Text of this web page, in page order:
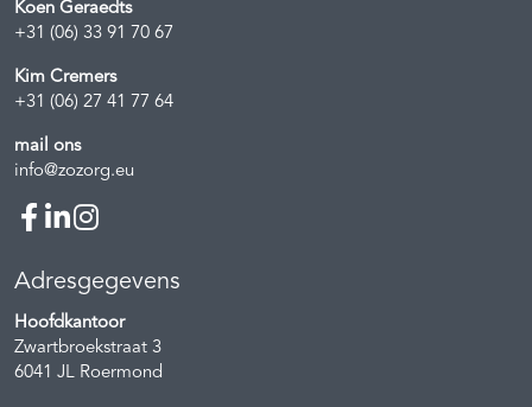
Koen Geraedts
+31 (06) 33 91 70 67
Kim Cremers
+31 (06) 27 41 77 64
mail ons
info@zozorg.eu
Adresgegevens
Hoofdkantoor
Zwartbroekstraat 3
6041 JL Roermond